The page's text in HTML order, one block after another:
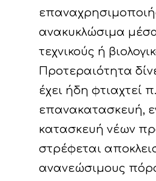
ανακυκλώσιμα
τεχνικούς ή
Προτεραιότητα
έχει ήδη φτιαχτεί
επανακατασκευή,
κατασκευή νέων
στρέφεται
ανανεώσιμους